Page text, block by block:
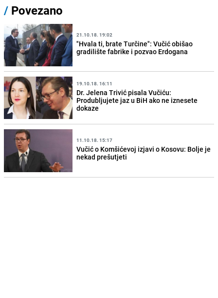
/ Povezano
21.10.18. 19:02
"Hvala ti, brate Turčine": Vučić obišao
gradilište fabrike i pozvao Erdogana
19.10.18. 16:11
Dr. Jelena Trivić pisala Vučiću:
Produbljujete jaz u BiH ako ne iznesete
dokaze
11.10.18. 15:17
Vučić o Komšićevoj izjavi o Kosovu: Bolje je
nekad prešutjeti